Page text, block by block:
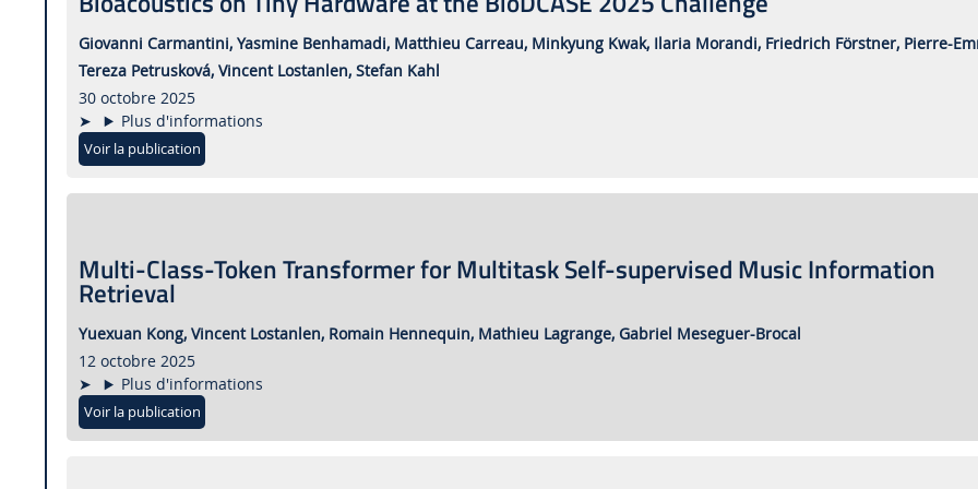
Giovanni Carmantini, Yasmine Benhamadi, Matthieu Carreau, Minkyung Kwak, Ilaria Morandi, Friedrich Förstner, Pierre-
Tereza Petrusková, Vincent Lostanlen, Stefan Kahl
30 octobre 2025
Plus d'informations
Voir la publication
Multi-Class-Token Transformer for Multitask Self-supervised Music Information
Retrieval
Yuexuan Kong, Vincent Lostanlen, Romain Hennequin, Mathieu Lagrange, Gabriel Meseguer-Brocal
12 octobre 2025
Plus d'informations
Voir la publication